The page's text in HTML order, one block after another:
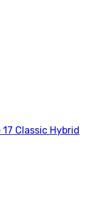
17 Classic Hybrid